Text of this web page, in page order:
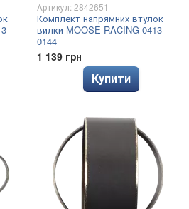
Артикул: 2842651
Комплект напрямних втулок
вилки MOOSE RACING 0413-
0144
1 139 грн
Купити